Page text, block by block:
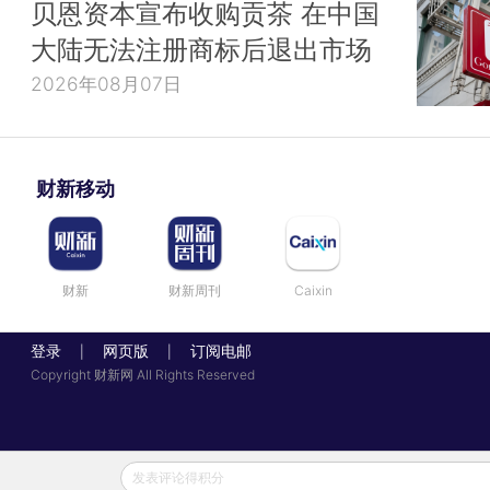
贝恩资本宣布收购贡茶 在中国
大陆无法注册商标后退出市场
2026年08月07日
财新移动
财新 财新周刊 Caixin
登录 网页版 订阅电邮
Copyright 财新网 All Rights Reserved
发表评论得积分